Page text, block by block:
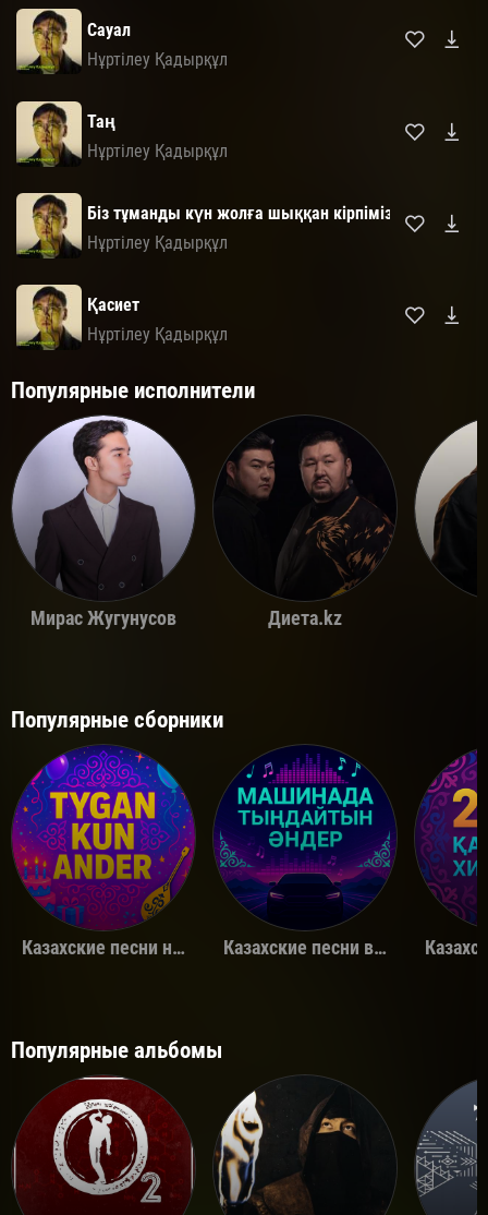
Сауал
Нұртілеу Қадырқұл
Таң
Нұртілеу Қадырқұл
Біз тұманды күн жолға шыққан кірпіміз
Нұртілеу Қадырқұл
Қасиет
Нұртілеу Қадырқұл
Популярные исполнители
Мирас Жугунусов Диета.kz
Популярные сборники
Казахские песни на день рождения Казахские песни в машину
Популярные альбомы